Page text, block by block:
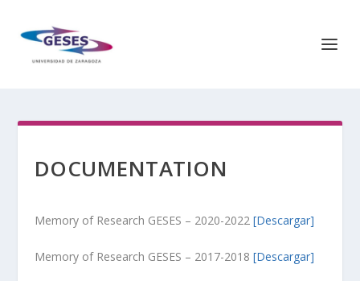
DOCUMENTATION
Memory of Research GESES – 2020-2022 [Descargar]
Memory of Research GESES – 2017-2018 [Descargar]